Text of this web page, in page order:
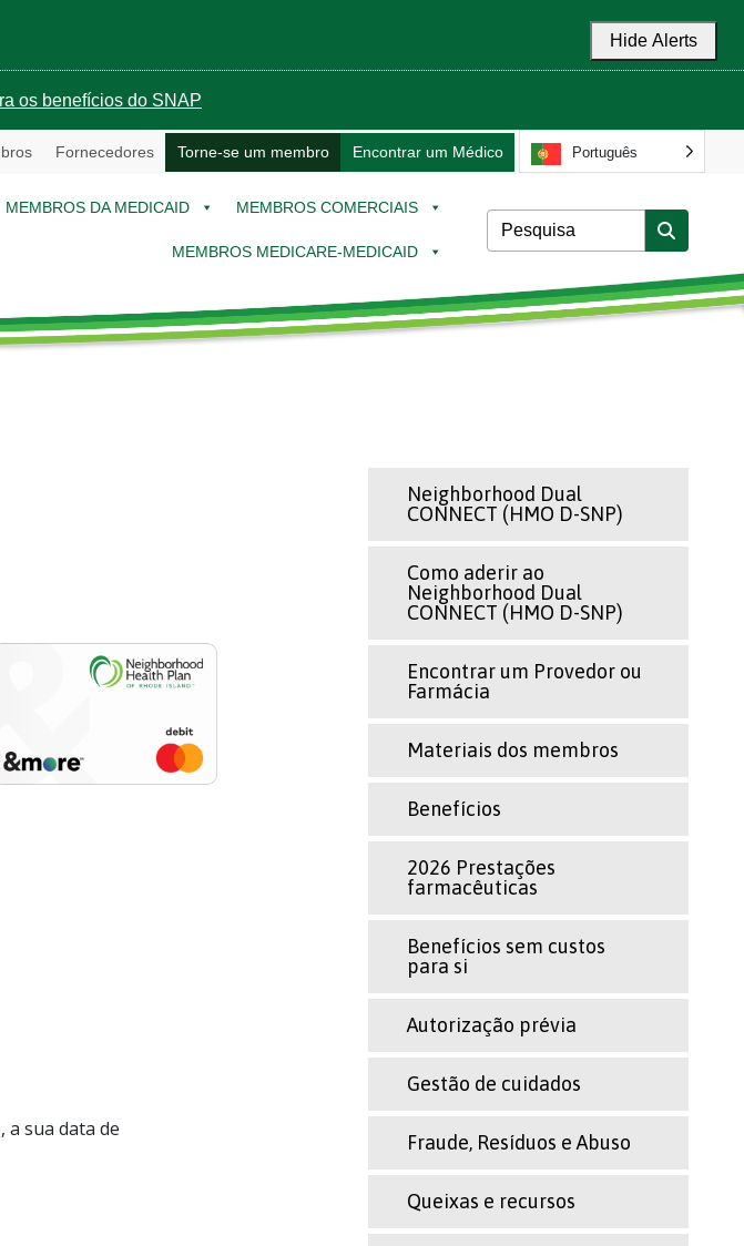
Hide Alerts
os benefícios do SNAP
Fornecedores Torne-se um membro Encontrar um Médico Português
MEMBROS DA MEDICAID MEMBROS COMERCIAIS
MEMBROS MEDICARE-MEDICAID
sua data de
Neighborhood Dual
CONNECT (HMO D-SNP)
Como aderir ao
Neighborhood Dual
CONNECT (HMO D-SNP)
Encontrar um Provedor ou
Farmácia
Materiais dos membros
Benefícios
2026 Prestações
farmacêuticas
Benefícios sem custos
para si
Autorização prévia
Gestão de cuidados
Fraude, Resíduos e Abuso
Queixas e recursos